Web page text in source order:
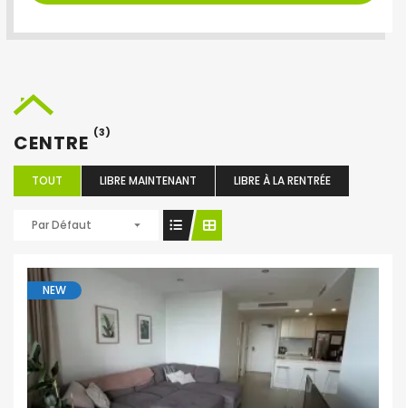
CENTRE (3)
TOUT LIBRE MAINTENANT LIBRE À LA RENTRÉE
Par Défaut
NEW